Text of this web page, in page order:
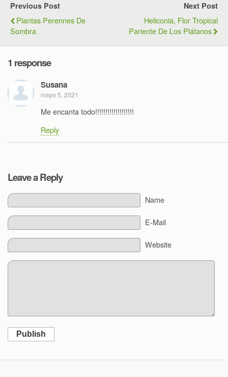
Previous Post
Plantas Perennes De
Sombra
Next Post
Heliconia, Flor Tropical
Pariente De Los Plátanos
1 response
Susana
mayo 5, 2021
Me encanta todo!!!!!!!!!!!!!!!!!!!
Reply
Leave a Reply
Name
E-Mail
Website
Publish